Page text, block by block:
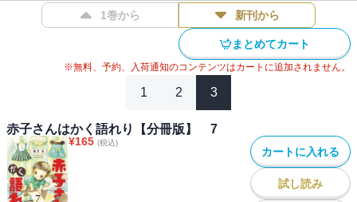
1巻から 新刊から
まとめてカート
※無料、予約、入荷通知のコンテンツはカートに追加されません。
1 2 3
赤子さんはかく語れり【分冊版】 7
¥165 (税込)
カートに入れる
試し読み